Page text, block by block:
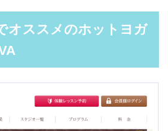
オススメのホットヨガ